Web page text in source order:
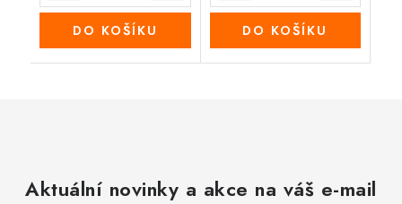
DO KOŠÍKU DO KOŠÍKU
Aktuální novinky a akce na váš e-mail